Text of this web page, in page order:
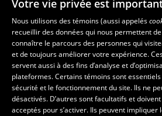
Les écoles et la recherche
École d’art
École supérieure d’aménagement du
régional
École de design
Centre de recherche en aménagement et
Votre vie privée est
Nous utilisons des témoins (aussi appelés
recueillir des données qui nous permettent
connaître le parcours des personnes qui
et de toujours améliorer votre expérience.
servent aussi à des fins d’analyse et
plateformes. Certains témoins sont
sécurité et le fonctionnement du site. Ils ne
désactivés. D’autres sont facultatifs et
acceptés pour s’activer. Ils peuvent impliquer